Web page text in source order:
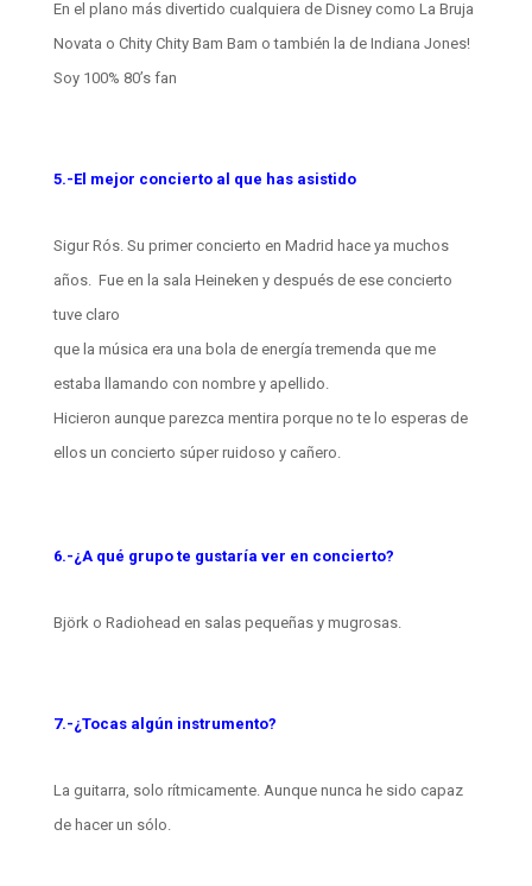
En el plano más divertido cualquiera de Disney como La Bruja
Novata o Chity Chity Bam Bam o también la de Indiana Jones!
Soy 100% 80’s fan
5.-El mejor concierto al que has asistido
Sigur Rós. Su primer concierto en Madrid hace ya muchos
años. Fue en la sala Heineken y después de ese concierto
tuve claro
que la música era una bola de energía tremenda que me
estaba llamando con nombre y apellido.
Hicieron aunque parezca mentira porque no te lo esperas de
ellos un concierto súper ruidoso y cañero.
6.-¿A qué grupo te gustaría ver en concierto?
Björk o Radiohead en salas pequeñas y mugrosas.
7.-¿Tocas algún instrumento?
La guitarra, solo rítmicamente. Aunque nunca he sido capaz
de hacer un sólo.